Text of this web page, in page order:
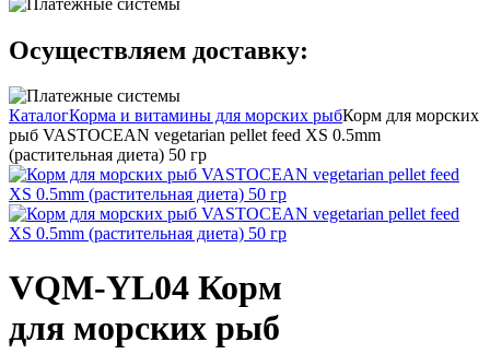
Осуществляем доставку:
КаталогКорма и витамины для морских рыбКорм для морских
рыб VASTOCEAN vegetarian pellet feed XS 0.5mm
(растительная диета) 50 гр
VQM-YL04 Корм
для морских рыб